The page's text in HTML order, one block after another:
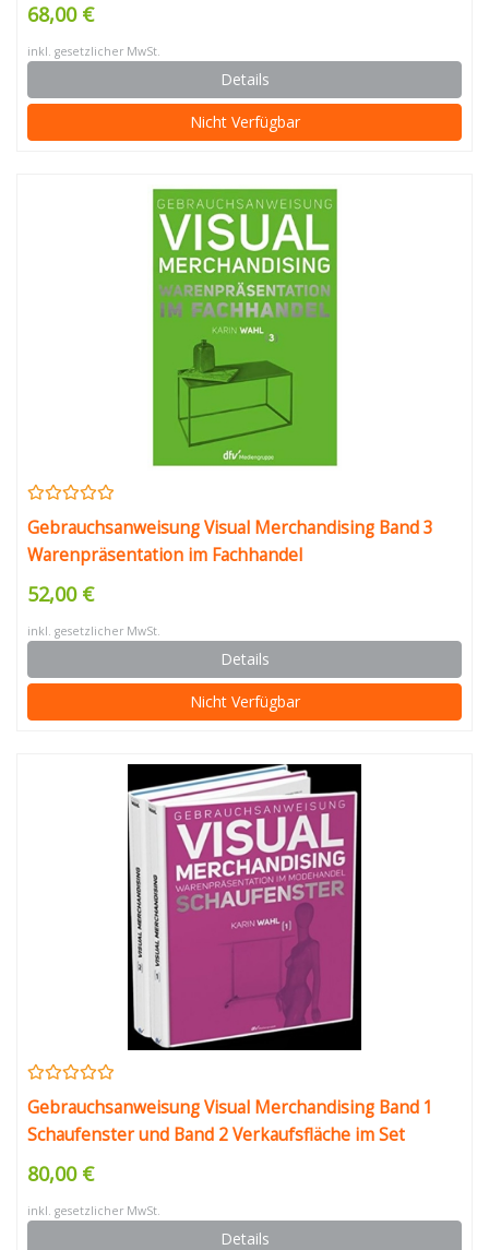
68,00 €
inkl. gesetzlicher MwSt.
Details
Nicht Verfügbar
Gebrauchsanweisung Visual Merchandising Band 3
Warenpräsentation im Fachhandel
52,00 €
inkl. gesetzlicher MwSt.
Details
Nicht Verfügbar
Gebrauchsanweisung Visual Merchandising Band 1
Schaufenster und Band 2 Verkaufsfläche im Set
80,00 €
inkl. gesetzlicher MwSt.
Details